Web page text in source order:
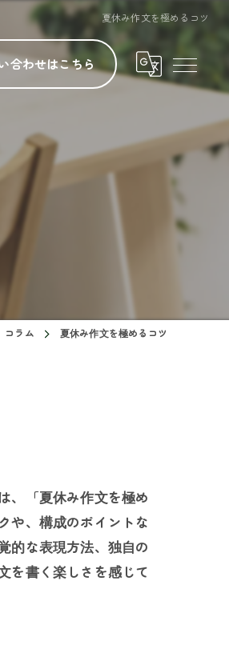
夏休み作文を極めるコツ
合わせはこちら
コラム 夏休み作文を極めるコツ
、「夏休み作文を極め
や、構成のポイントな
的な表現方法、独自の
を書く楽しさを感じて